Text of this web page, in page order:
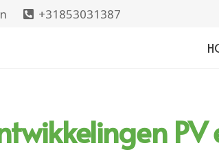
+31853031387